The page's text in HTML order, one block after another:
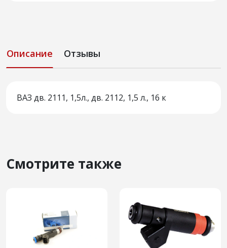
Описание Отзывы
ВАЗ дв. 2111, 1,5л., дв. 2112, 1,5 л., 16 к
Смотрите также